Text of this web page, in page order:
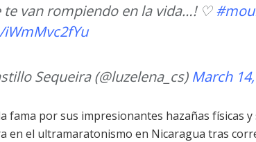
te van rompiendo en la vida…! ♡
Sequeira (@luzelena_cs) March
fama por sus impresionantes hazañas físicas y
en el ultramaratonismo en Nicaragua tras